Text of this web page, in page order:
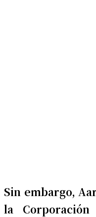
Sin embargo,
la